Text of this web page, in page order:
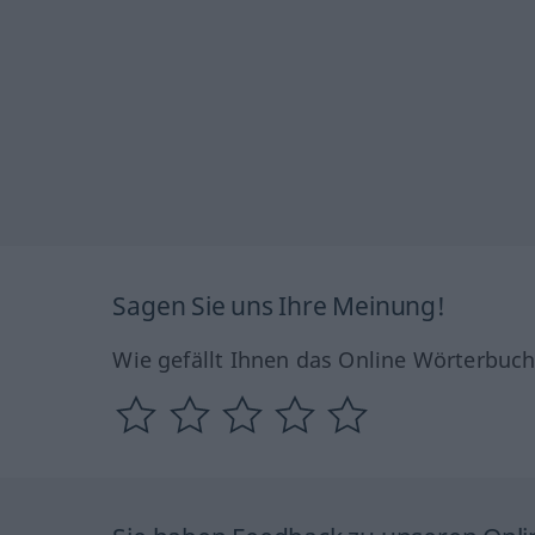
Sagen Sie uns Ihre Meinung!
Wie gefällt Ihnen das Online